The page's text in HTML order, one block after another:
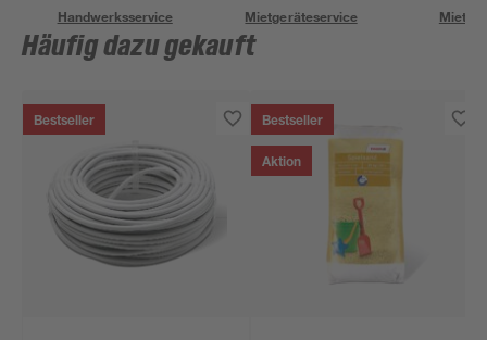
Handwerksservice Mietgeräteservice
Häufig dazu gekauft
Bestseller Bestseller
Aktion